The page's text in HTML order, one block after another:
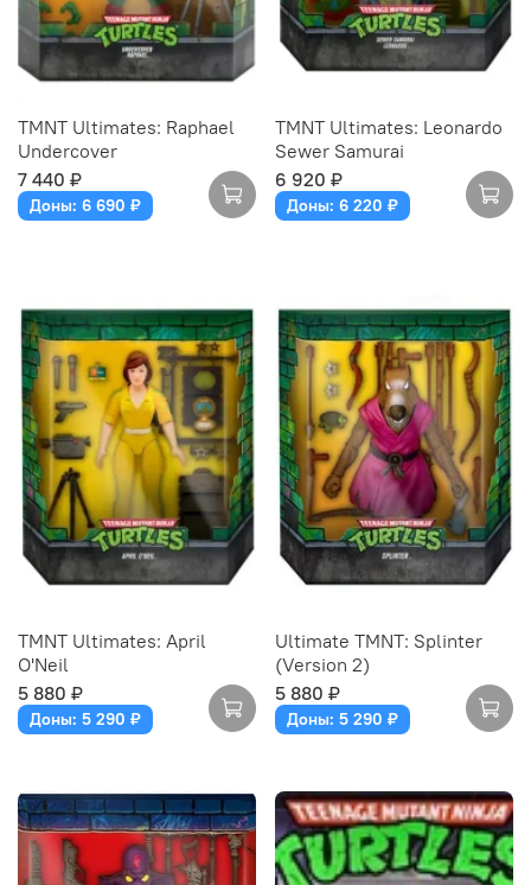
TMNT Ultimates: Raphael
Undercover
7 440 ₽
Доны: 6 690 ₽
TMNT Ultimates: Leonardo
Sewer Samurai
6 920 ₽
Доны: 6 220 ₽
TMNT Ultimates: April
O'Neil
5 880 ₽
Доны: 5 290 ₽
Ultimate TMNT: Splinter
(Version 2)
5 880 ₽
Доны: 5 290 ₽